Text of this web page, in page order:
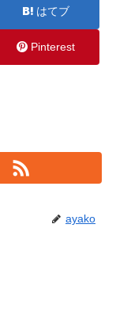
はてブ
Pinterest
ayako